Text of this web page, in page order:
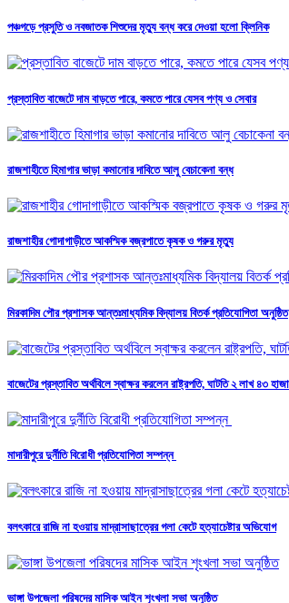
পঞ্চগড়ে প্রসুতি ও নবজাতক শিশুদের মৃত্যু বন্ধ করে দেওয়া হলো ক্লিনিক
প্রস্তাবিত বাজেটে দাম বাড়তে পারে, কমতে পারে যেসব পণ্য ও সেবার
রাজশাহীতে হিমাগার ভাড়া কমানোর দাবিতে আলু বেচাকেনা বন্ধ
রাজশাহীর গোদাগাড়ীতে আকস্মিক বজ্রপাতে কৃষক ও গরুর মৃত্যু
মিরকাদিম পৌর প্রশাসক আন্তঃমাধ্যমিক বিদ্যালয় বিতর্ক প্রতিযোগিতা অনুষ্ঠিত
বাজেটের প্রস্তাবিত অর্থবিলে স্বাক্ষর করলেন রাষ্ট্রপতি, ঘাটতি ২ লাখ ৪৩
মাদারীপুরে দুর্নীতি বিরোধী প্রতিযোগিতা সম্পন্ন
বলৎকারে রাজি না হওয়ায় মাদ্রাসাছাত্রের গলা কেটে হত্যাচেষ্টার অভিযোগ
ভাঙ্গা উপজেলা পরিষদের মাসিক আইন শৃংখলা সভা অনুষ্ঠিত